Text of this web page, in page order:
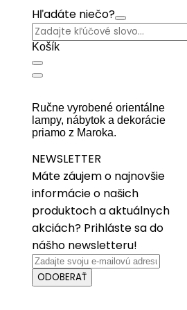
Hľadáte niečo?
Košík
Ručne vyrobené orientálne
lampy, nábytok a dekorácie
priamo z Maroka.
NEWSLETTER
Máte záujem o najnovšie
informácie o našich
produktoch a aktuálnych
akciách? Prihláste sa do
nášho newsletteru!
ODOBERAŤ